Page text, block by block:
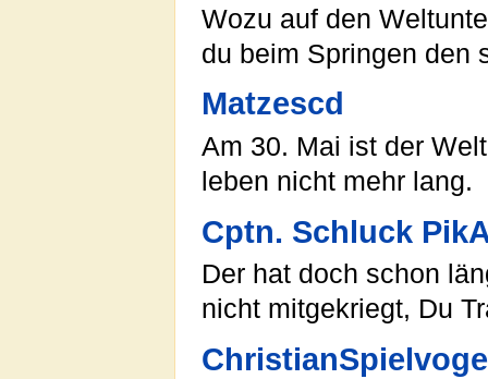
Wozu auf den
du beim Springen den
Matzescd
Am 30. Mai ist der
leben nicht mehr lang.
Cptn. Schluck
Der hat doch schon
nicht mitgekriegt, Du